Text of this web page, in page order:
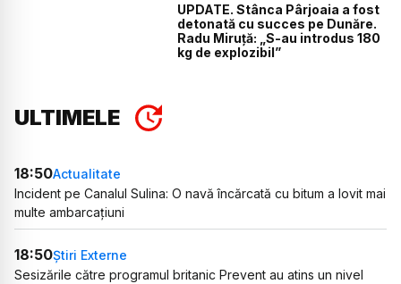
UPDATE. Stânca Pârjoaia a fost
detonată cu succes pe Dunăre.
Radu Miruță: „S-au introdus 180
kg de explozibil”
ULTIMELE
18:50Actualitate
Incident pe Canalul Sulina: O navă încărcată cu bitum a lovit mai
multe ambarcațiuni
18:50Știri Externe
Sesizările către programul britanic Prevent au atins un nivel